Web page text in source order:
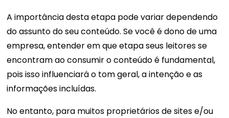
A importância desta etapa pode variar dependendo
do assunto do seu conteúdo. Se você é dono de uma
empresa, entender em que etapa seus leitores se
encontram ao consumir o conteúdo é fundamental,
pois isso influenciará o tom geral, a intenção e as
informações incluídas.
No entanto, para muitos proprietários de sites e/ou